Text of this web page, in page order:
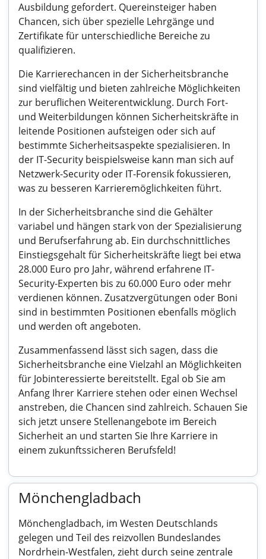
Ausbildung gefordert. Quereinsteiger haben
Chancen, sich über spezielle Lehrgänge und
Zertifikate für unterschiedliche Bereiche zu
qualifizieren.
Die Karrierechancen in der Sicherheitsbranche
sind vielfältig und bieten zahlreiche Möglichkeiten
zur beruflichen Weiterentwicklung. Durch Fort-
und Weiterbildungen können Sicherheitskräfte in
leitende Positionen aufsteigen oder sich auf
bestimmte Sicherheitsaspekte spezialisieren. In
der IT-Security beispielsweise kann man sich auf
Netzwerk-Security oder IT-Forensik fokussieren,
was zu besseren Karrieremöglichkeiten führt.
In der Sicherheitsbranche sind die Gehälter
variabel und hängen stark von der Spezialisierung
und Berufserfahrung ab. Ein durchschnittliches
Einstiegsgehalt für Sicherheitskräfte liegt bei etwa
28.000 Euro pro Jahr, während erfahrene IT-
Security-Experten bis zu 60.000 Euro oder mehr
verdienen können. Zusatzvergütungen oder Boni
sind in bestimmten Positionen ebenfalls möglich
und werden oft angeboten.
Zusammenfassend lässt sich sagen, dass die
Sicherheitsbranche eine Vielzahl an Möglichkeiten
für Jobinteressierte bereitstellt. Egal ob Sie am
Anfang Ihrer Karriere stehen oder einen Wechsel
anstreben, die Chancen sind zahlreich. Schauen Sie
sich jetzt unsere Stellenangebote im Bereich
Sicherheit an und starten Sie Ihre Karriere in
einem zukunftssicheren Berufsfeld!
Mönchengladbach
Mönchengladbach, im Westen Deutschlands
gelegen und Teil des reizvollen Bundeslandes
Nordrhein-Westfalen, zieht durch seine zentrale